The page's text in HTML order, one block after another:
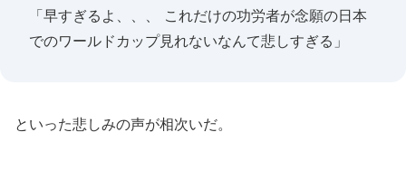
「早すぎるよ、、、 これだけの功労者が念願の日本
でのワールドカップ見れないなんて悲しすぎる」
といった悲しみの声が相次いだ。